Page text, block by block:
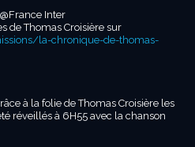
Inter
de Thomas Croisière sur
la-chronique-de-thomas-
à la folie de Thomas Croisière les
réveillés à 6H55 avec la chanson